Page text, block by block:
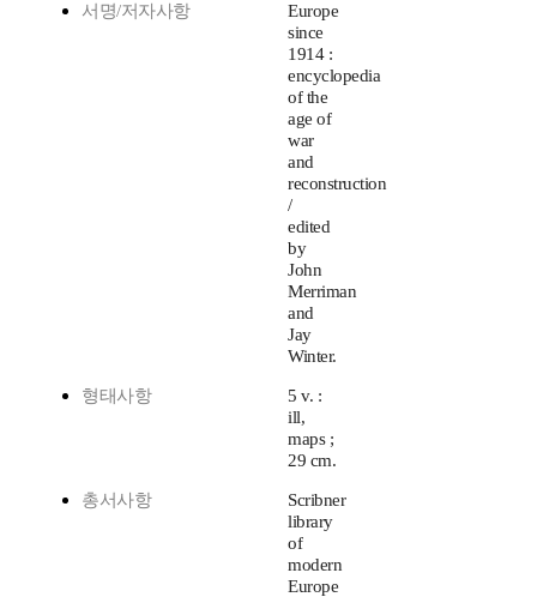
서명/저자사항
Europe
since
1914 :
encyclopedia
of the
age of
war
and
reconstruction
/
edited
by
John
Merriman
and
Jay
Winter.
형태사항
5 v. :
ill,
maps ;
29 cm.
총서사항
Scribner
library
of
modern
Europe